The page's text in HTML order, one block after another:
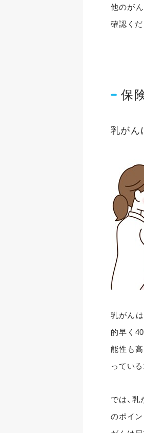
他のが
確認くだ
保
乳がん
乳がん
的早く
能性も
ってい
では、
のポイ